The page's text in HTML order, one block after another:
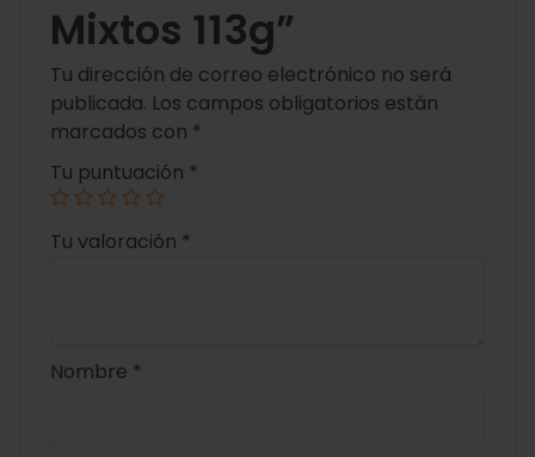
Mixtos 113g”
Tu dirección de correo electrónico no será
publicada. Los campos obligatorios están
marcados con *
Tu puntuación *
Tu valoración *
Nombre *